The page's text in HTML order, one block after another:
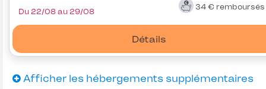
34 € remboursés
Détails
Du 22/08 au 29/08
Afficher les hébergements supplémentaires